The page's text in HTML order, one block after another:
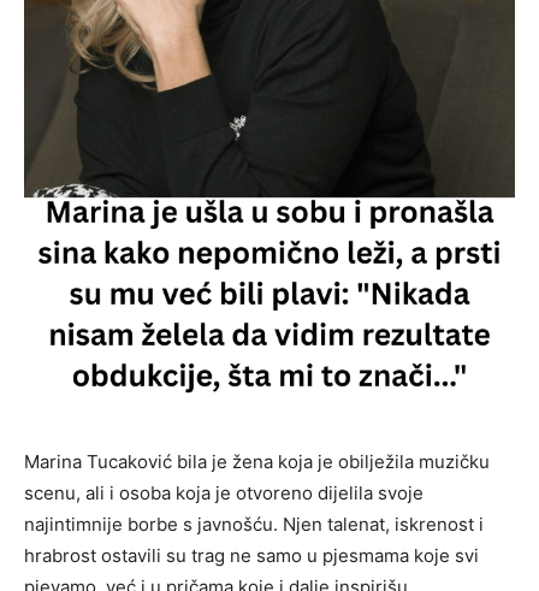
Marina Tucaković bila je žena koja je obilježila muzičku
scenu, ali i osoba koja je otvoreno dijelila svoje
najintimnije borbe s javnošću. Njen talenat, iskrenost i
hrabrost ostavili su trag ne samo u pjesmama koje svi
pjevamo, već i u pričama koje i dalje inspirišu.